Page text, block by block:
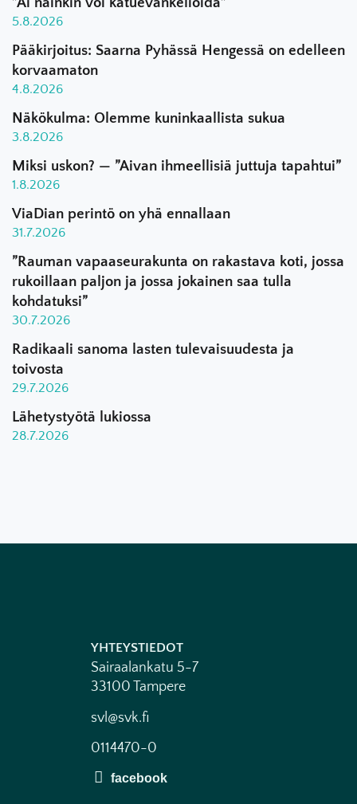
5.8.2026
Pääkirjoitus: Saarna Pyhässä Hengessä on edelleen
korvaamaton
4.8.2026
Näkökulma: Olemme kuninkaallista sukua
3.8.2026
Miksi uskon? — ”Aivan ihmeellisiä juttuja tapahtui”
1.8.2026
ViaDian perintö on yhä ennallaan
31.7.2026
”Rauman vapaaseurakunta on rakastava koti, jossa
rukoillaan paljon ja jossa jokainen saa tulla
kohdatuksi”
30.7.2026
Radikaali sanoma lasten tulevaisuudesta ja
toivosta
29.7.2026
Lähetystyötä lukiossa
28.7.2026
YHTEYSTIEDOT
Sairaalankatu 5-7
33100 Tampere
svl@svk.fi
0114470-0